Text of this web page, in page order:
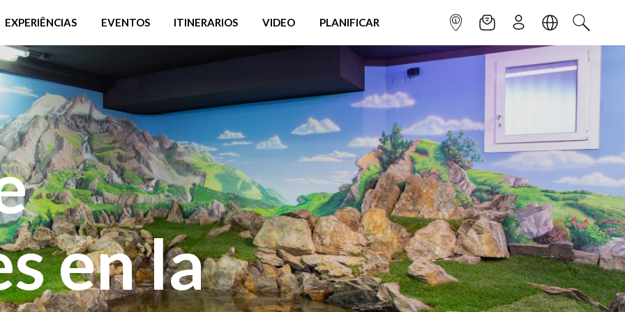
EXPERIÊNCIAS EVENTOS ITINERARIOS VIDEO PLANIFICAR INFOPOINTNEWSLETTER
SUSCRÌBETE
IDIOMABUSCAR
en la